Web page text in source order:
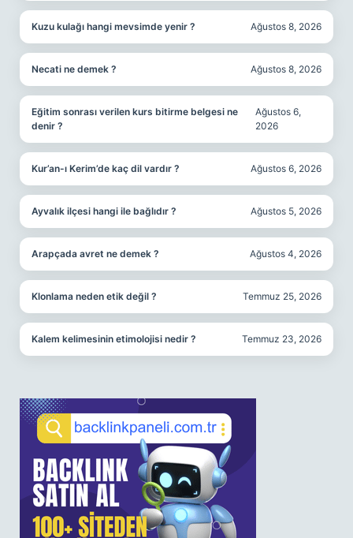
Kuzu kulağı hangi mevsimde yenir ? Ağustos 8, 2026
Necati ne demek ? Ağustos 8, 2026
Eğitim sonrası verilen kurs bitirme belgesi ne
denir ?
Ağustos 6,
2026
Kur’an-ı Kerim’de kaç dil vardır ? Ağustos 6, 2026
Ayvalık ilçesi hangi ile bağlıdır ? Ağustos 5, 2026
Arapçada avret ne demek ? Ağustos 4, 2026
Klonlama neden etik değil ? Temmuz 25, 2026
Kalem kelimesinin etimolojisi nedir ? Temmuz 23, 2026